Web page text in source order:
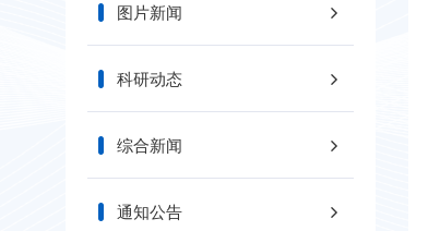
图片新闻
科研动态
综合新闻
通知公告